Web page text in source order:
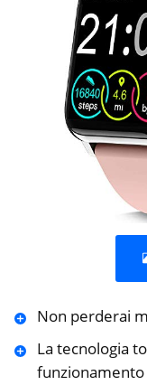
Non perderai
La tecnologia